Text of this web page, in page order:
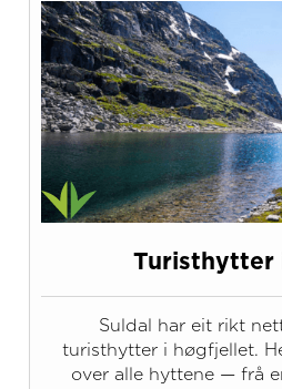
Turisthytter
Suldal har eit rikt
turisthytter i høgfjellet.
over alle hyttene — frå